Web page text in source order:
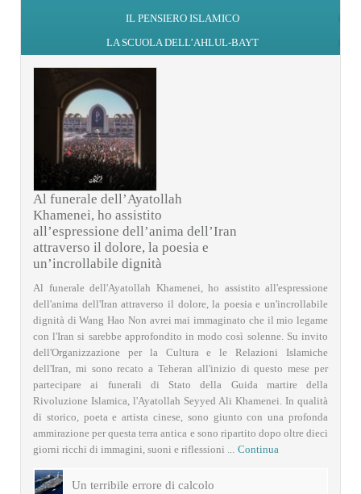
IL PENSIERO ISLAMICO
LA SCUOLA DELL’AHLUL-BAYT
Al funerale dell’Ayatollah
Khamenei, ho assistito
all’espressione dell’anima dell’Iran
attraverso il dolore, la poesia e
un’incrollabile dignità
Al funerale dell'Ayatollah Khamenei, ho assistito all'espressione
dell'anima dell'Iran attraverso il dolore, la poesia e un'incrollabile
dignità di Wang Hao Non avrei mai immaginato che il mio legame
con l'Iran si sarebbe approfondito in modo così solenne. Su invito
dell'Organizzazione per la Cultura e le Relazioni Islamiche
dell'Iran, mi sono recato a Teheran all'inizio di questo mese per
partecipare ai funerali di Stato della Guida martire della
Rivoluzione Islamica, l'Ayatollah Seyyed Ali Khamenei. In qualità
di storico, poeta e artista cinese, sono giunto con una profonda
ammirazione per questa terra antica e sono ripartito dopo oltre dieci
giorni ricchi di immagini, suoni e riflessioni ...
Continua
Un terribile errore di calcolo